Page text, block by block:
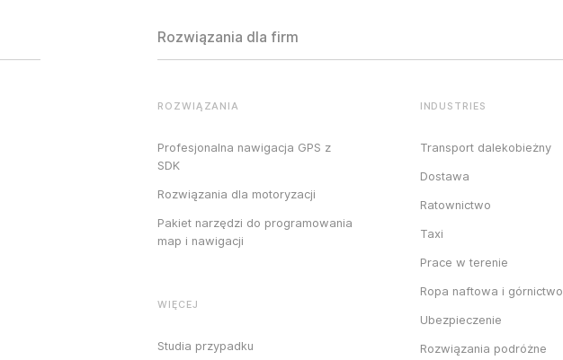
Rozwiązania dla firm
ROZWIĄZANIA
Profesjonalna nawigacja GPS z
SDK
Rozwiązania dla motoryzacji
Pakiet narzędzi do programowania
map i nawigacji
WIĘCEJ
Studia przypadku
INDUSTRIES
Transport dalekobieżny
Dostawa
Ratownictwo
Taxi
Prace w terenie
Ropa naftowa i górnictwo
Ubezpieczenie
Rozwiązania podróżne